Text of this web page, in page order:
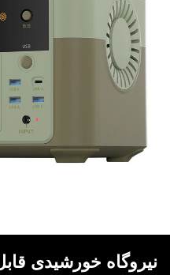
نیروگاه خورشیدی